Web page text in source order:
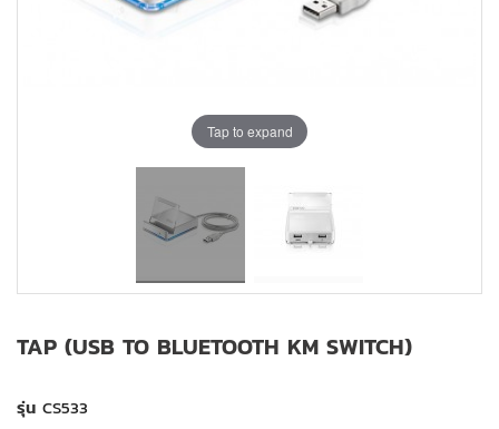
Tap to expand
TAP (USB TO BLUETOOTH KM SWITCH)
รุ่น CS533